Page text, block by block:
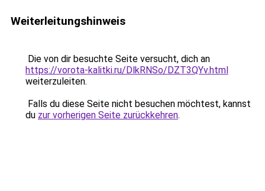
Weiterleitungshinweis
Die von dir besuchte Seite versucht, dich an
https://vorota-kalitki.ru/DlkRNSo/DZT3QYv.html
weiterzuleiten.
Falls du diese Seite nicht besuchen möchtest, kannst
du zur vorherigen Seite zurückkehren.